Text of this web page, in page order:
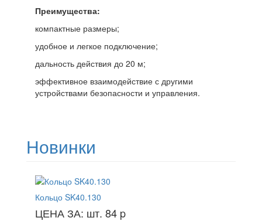
Преимущества:
компактные размеры;
удобное и легкое подключение;
дальность действия до 20 м;
эффективное взаимодействие с другими
устройствами безопасности и управления.
Новинки
Кольцо SK40.130
ЦЕНА ЗА: шт. 84 p